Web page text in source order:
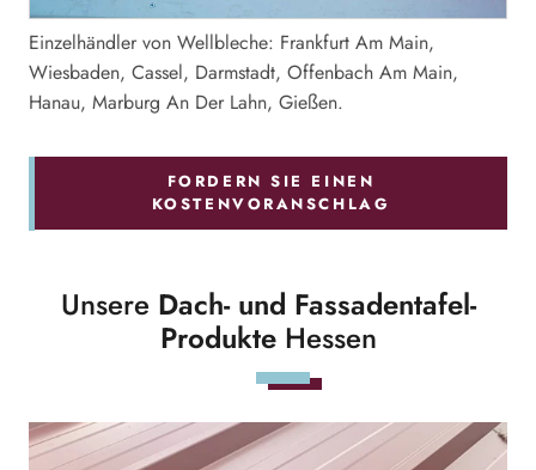
Einzelhändler von Wellbleche: Frankfurt Am Main,
Wiesbaden, Cassel, Darmstadt, Offenbach Am Main,
Hanau, Marburg An Der Lahn, Gießen.
FORDERN SIE EINEN
KOSTENVORANSCHLAG
Unsere Dach- und Fassadentafel-
ProdukteHessen